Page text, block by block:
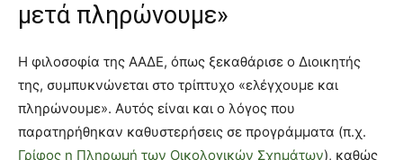
μετά πληρώνουμε»
Η φιλοσοφία της ΑΑΔΕ, όπως ξεκαθάρισε ο Διοικητής
της, συμπυκνώνεται στο τρίπτυχο «ελέγχουμε και
πληρώνουμε». Αυτός είναι και ο λόγος που
παρατηρήθηκαν καθυστερήσεις σε προγράμματα (π.χ.
Γρίφος η Πληρωμή των Οικολογικών Σχημάτων), καθώς